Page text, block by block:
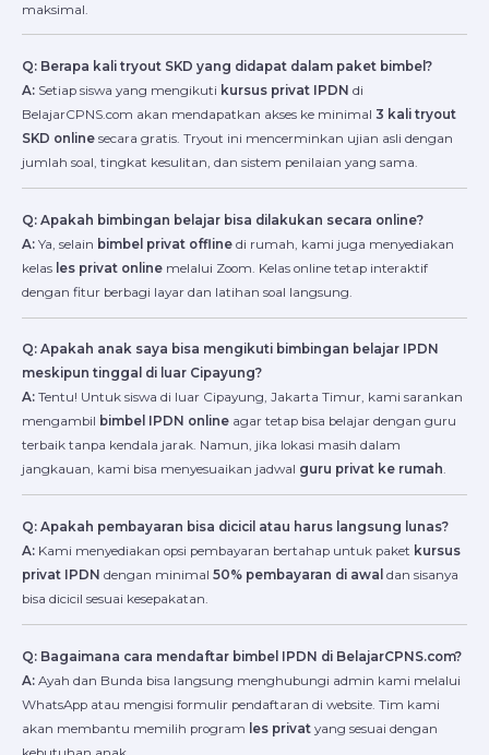
maksimal.
Q: Berapa kali tryout SKD yang didapat dalam paket bimbel?
A: Setiap siswa yang mengikuti kursus privat IPDN di
BelajarCPNS.com akan mendapatkan akses ke minimal 3 kali tryout
SKD online secara gratis. Tryout ini mencerminkan ujian asli dengan
jumlah soal, tingkat kesulitan, dan sistem penilaian yang sama.
Q: Apakah bimbingan belajar bisa dilakukan secara online?
A: Ya, selain bimbel privat offline di rumah, kami juga menyediakan
kelas les privat online melalui Zoom. Kelas online tetap interaktif
dengan fitur berbagi layar dan latihan soal langsung.
Q: Apakah anak saya bisa mengikuti bimbingan belajar IPDN
meskipun tinggal di luar Cipayung?
A: Tentu! Untuk siswa di luar Cipayung, Jakarta Timur, kami sarankan
mengambil bimbel IPDN online agar tetap bisa belajar dengan guru
terbaik tanpa kendala jarak. Namun, jika lokasi masih dalam
jangkauan, kami bisa menyesuaikan jadwal guru privat ke rumah.
Q: Apakah pembayaran bisa dicicil atau harus langsung lunas?
A: Kami menyediakan opsi pembayaran bertahap untuk paket kursus
privat IPDN dengan minimal 50% pembayaran di awal dan sisanya
bisa dicicil sesuai kesepakatan.
Q: Bagaimana cara mendaftar bimbel IPDN di BelajarCPNS.com?
A: Ayah dan Bunda bisa langsung menghubungi admin kami melalui
WhatsApp atau mengisi formulir pendaftaran di website. Tim kami
akan membantu memilih program les privat yang sesuai dengan